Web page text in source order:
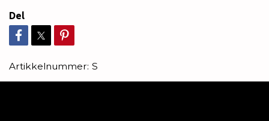
Del
Artikkelnummer: S